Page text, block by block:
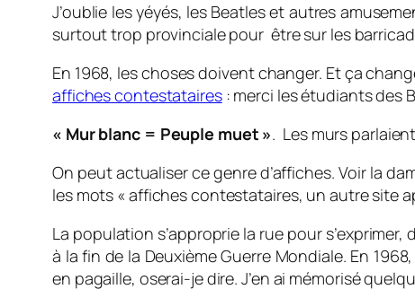
J’oublie les yéyés, les Beatles et autres
surtout trop provinciale pour être sur les
En 1968, les choses doivent changer. Et ça
affiches contestataires: merci les étudiants des
« Mur blanc = Peuple muet ». Les murs
On peut actualiser ce genre d’affiches. Voir la
les mots « affiches contestataires, un autre site
La population s’approprie la rue pour
à la fin de la Deuxième Guerre Mondiale. En
en pagaille, oserai-je dire. J’en ai mémorisé